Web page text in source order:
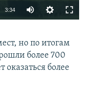
3:34
но по итогам
более 700
оказаться более